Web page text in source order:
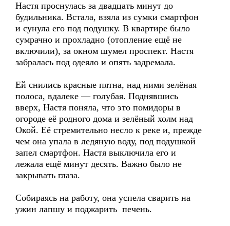
Настя проснулась за двадцать минут до
будильника. Встала, взяла из сумки смартфон
и сунула его под подушку. В квартире было
сумрачно и прохладно (отопление ещё не
включили), за окном шумел проспект. Настя
забралась под одеяло и опять задремала.
Ей снились красные пятна, над ними зелёная
полоса, вдалеке — голубая. Поднявшись
вверх, Настя поняла, что это помидоры в
огороде её родного дома и зелёный холм над
Окой. Её стремительно несло к реке и, прежде
чем она упала в ледяную воду, под подушкой
запел смартфон. Настя выключила его и
лежала ещё минут десять. Важно было не
закрывать глаза.
Собираясь на работу, она успела сварить на
ужин лапшу и поджарить печень.